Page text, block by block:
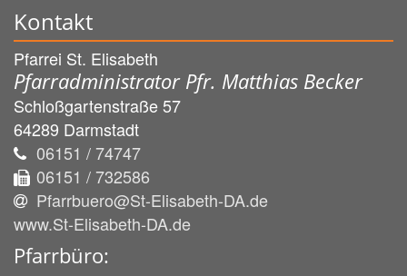
Kontakt
Pfarrei St. Elisabeth
Pfarradministrator Pfr. Matthias Becker
Schloßgartenstraße 57
64289 Darmstadt
06151 / 74747
06151 / 732586
Pfarrbuero@St-Elisabeth-DA.de
www.St-Elisabeth-DA.de
Pfarrbüro: